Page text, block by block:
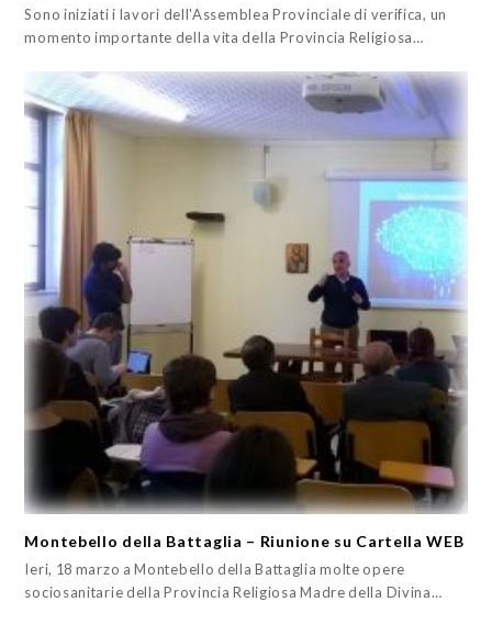
Sono iniziati i lavori dell'Assemblea Provinciale di verifica, un
momento importante della vita della Provincia Religiosa…
Montebello della Battaglia – Riunione su Cartella WEB
Ieri, 18 marzo a Montebello della Battaglia molte opere
sociosanitarie della Provincia Religiosa Madre della Divina…